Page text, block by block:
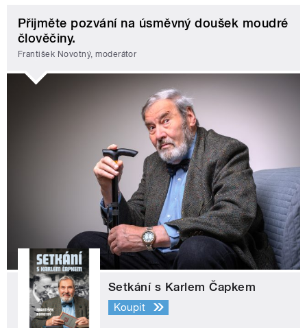
Přijměte pozvání na úsměvný doušek moudré
člověčiny.
František Novotný, moderátor
Setkání s Karlem Čapkem
Koupit